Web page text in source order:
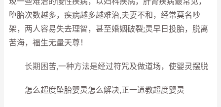
堕胎次数越多，疾病越多越难治,夫妻不和，经常莫名吵
架，两人容易失去理智，甚至婚姻破裂;灵早日投胎，脱离
苦海，福生无量天尊！
长期困苦,一种方法是经过符咒及做道场，使婴灵摆脱
怎么超度坠胎婴灵怎么解决,正一道教超度婴灵